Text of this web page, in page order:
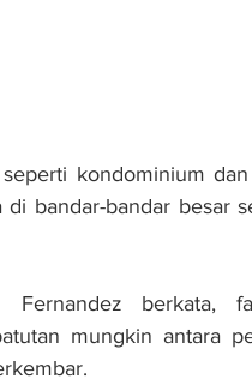
kondomi­nium
bandar-bandar besar
Fernandez berkata,
mungkin antara